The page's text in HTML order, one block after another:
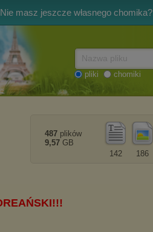
Nie masz jeszcze własnego chomika?
pliki chomiki
186
142
487 plików
9,57 GB